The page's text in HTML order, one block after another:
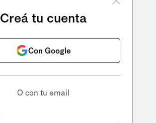
Creá tu cuenta
Con Google
O con tu email